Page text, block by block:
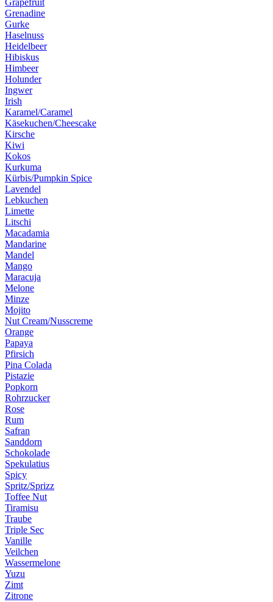
Grapefruit
Grenadine
Gurke
Haselnuss
Heidelbeer
Hibiskus
Himbeer
Holunder
Ingwer
Irish
Karamel/Caramel
Käsekuchen/Cheescake
Kirsche
Kiwi
Kokos
Kurkuma
Kürbis/Pumpkin Spice
Lavendel
Lebkuchen
Limette
Litschi
Macadamia
Mandarine
Mandel
Mango
Maracuja
Melone
Minze
Mojito
Nut Cream/Nusscreme
Orange
Papaya
Pfirsich
Pina Colada
Pistazie
Popkorn
Rohrzucker
Rose
Rum
Safran
Sanddorn
Schokolade
Spekulatius
Spicy
Spritz/Sprizz
Toffee Nut
Tiramisu
Traube
Triple Sec
Vanille
Veilchen
Wassermelone
Yuzu
Zimt
Zitrone